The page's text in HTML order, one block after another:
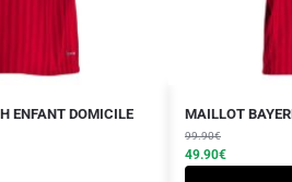
ENFANT DOMICILE
MAILLOT
99.90€
Le
prix
initial
était :
49.90€
Le
prix
actuel
est :
Ce
produit
a